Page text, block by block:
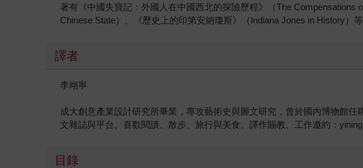
著有《中國失寶記：外國人在中國西北的探險歷程》（The Compensations
Chinese State）、《歷史上的印第安納瓊斯》（Indiana Jones in History）等
譯者
李翊寧
成大創意產業設計研究所畢業，專攻藝術史與圖文研究，曾於國內博物館
文雜誌與平台。喜歡閱讀、散步、旅行與美食。譯作賜教、工作邀約：
目錄